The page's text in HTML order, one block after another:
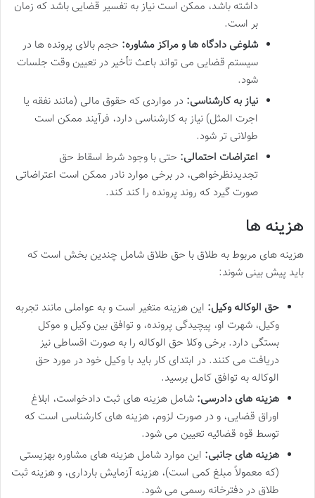
داشته باشد، ممکن است نیاز به تفسیر قضایی باشد که زمان
بر است.
شلوغی دادگاه ها و مراکز مشاوره: حجم بالای پرونده ها در
سیستم قضایی می تواند باعث تأخیر در تعیین وقت جلسات
شود.
نیاز به کارشناسی: در مواردی که حقوق مالی (مانند نفقه یا
اجرت المثل) نیاز به کارشناسی دارد، فرآیند ممکن است
طولانی تر شود.
اعتراضات احتمالی: حتی با وجود شرط اسقاط حق
تجدیدنظرخواهی، در برخی موارد نادر ممکن است اعتراضاتی
صورت گیرد که روند پرونده را کند کند.
هزینه ها
هزینه های مربوط به طلاق با حق طلاق شامل چندین بخش است که
باید پیش بینی شوند:
حق الوکاله وکیل: این هزینه متغیر است و به عواملی مانند تجربه
وکیل، شهرت او، پیچیدگی پرونده، و توافق بین وکیل و موکل
بستگی دارد. برخی وکلا حق الوکاله را به صورت اقساطی نیز
دریافت می کنند. در ابتدای کار باید با وکیل خود در مورد حق
الوکاله به توافق کامل برسید.
هزینه های دادرسی: شامل هزینه های ثبت دادخواست، ابلاغ
اوراق قضایی، و در صورت لزوم، هزینه های کارشناسی است که
توسط قوه قضائیه تعیین می شود.
هزینه های جانبی: این موارد شامل هزینه های مشاوره بهزیستی
(که معمولاً مبلغ کمی است)، هزینه آزمایش بارداری، و هزینه ثبت
طلاق در دفترخانه رسمی می شود.